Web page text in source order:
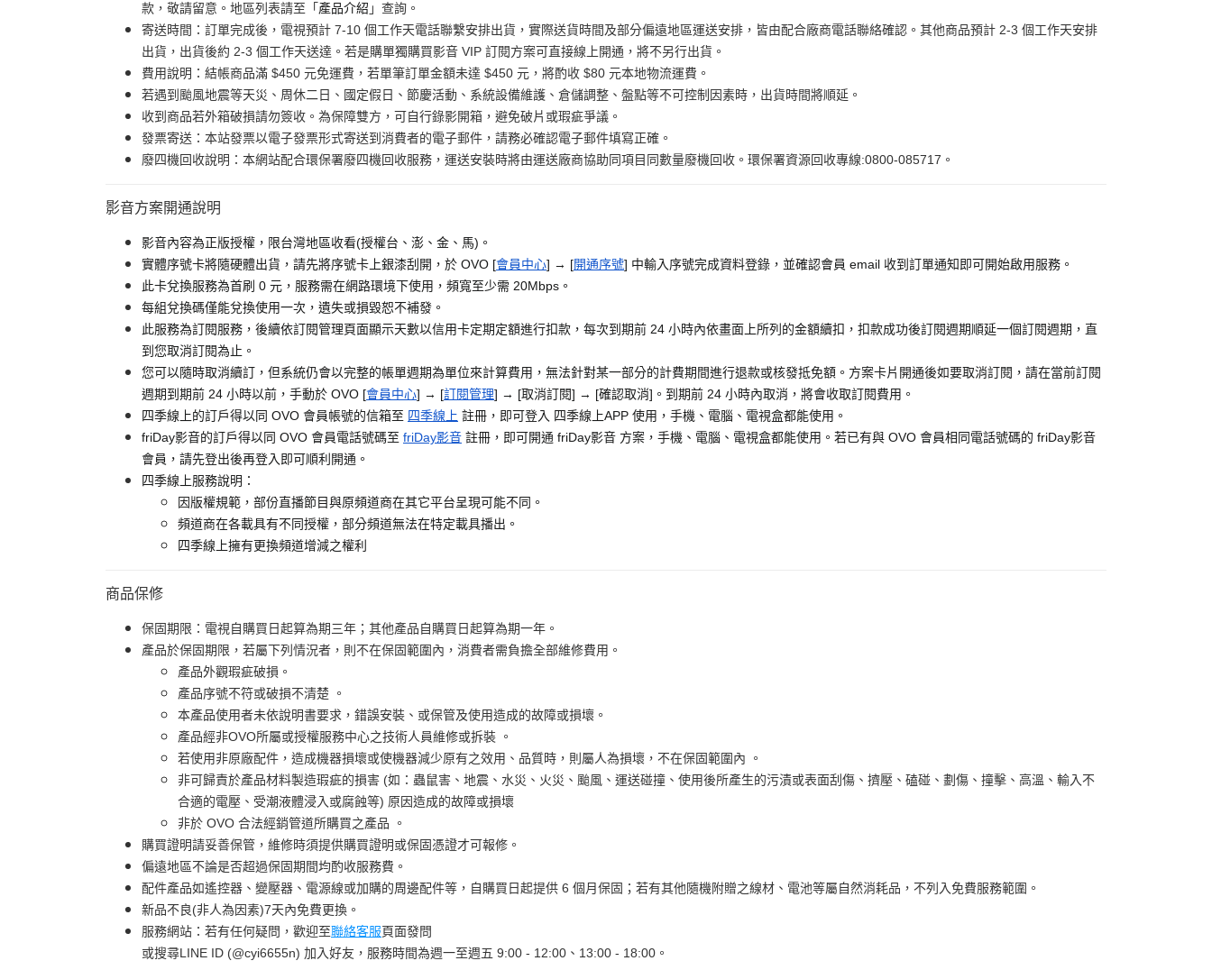
款，敬請留意。地區列表請至「 產品介紹 」查詢。
寄送時間：訂單完成後，電視預計 7-10 個工作天電話聯繫安排出貨，實際送貨時間及部分偏遠地區運送安排，皆由配合廠商電話聯絡確認。其他商品預計 2-3 個工作天安排
出貨，出貨後約 2-3 個工作天送達。若是購單獨購買影音 VIP 訂閱方案可直接線上開通，將不另行出貨。
費用說明：結帳商品滿 $450 元免運費，若單筆訂單金額未達 $450 元，將酌收 $80 元本地物流運費。
若遇到颱風地震等天災、周休二日、國定假日、節慶活動、系統設備維護、倉儲調整、盤點等不可控制因素時，出貨時間將順延。
收到商品若外箱破損請勿簽收。為保障雙方，可自行錄影開箱，避免破片或瑕疵爭議。
發票寄送：本站發票以電子發票形式寄送到消費者的電子郵件，請務必確認電子郵件填寫正確。
廢四機回收說明：本網站配合環保署廢四機回收服務，運送安裝時將由運送廠商協助同項目同數量廢機回收。環保署資源回收專線:0800-085717。
影音方案開通說明
影音內容為正版授權，限台灣地區收看(授權台、澎、金、馬)。
實體序號卡將隨硬體出貨，請先將序號卡上銀漆刮開，於 OVO [會員中心] → [開通序號] 中輸入序號完成資料登錄，並確認會員 email 收到訂單通知即可開始啟用服務。
此卡兌換服務為首刷 0 元，服務需在網路環境下使用，頻寬至少需 20Mbps。
每組兌換碼僅能兌換使用一次，遺失或損毀恕不補發。
此服務為訂閱服務，後續依訂閱管理頁面顯示天數以信用卡定期定額進行扣款，每次到期前 24 小時內依畫面上所列的金額續扣，扣款成功後訂閱週期順延一個訂閱週期，直
到您取消訂閱為止。
您可以隨時取消續訂，但系統仍會以完整的帳單週期為單位來計算費用，無法針對某一部分的計費期間進行退款或核發抵免額。方案卡片開通後如要取消訂閱，請在當前訂閱
週期到期前 24 小時以前，手動於 OVO [會員中心] → [訂閱管理] → [取消訂閱] → [確認取消]。到期前 24 小時內取消，將會收取訂閱費用。
四季線上的訂戶得以同 OVO 會員帳號的信箱至 四季線上 註冊，即可登入 四季線上APP 使用，手機、電腦、電視盒都能使用。
friDay影音的訂戶得以同 OVO 會員電話號碼至 friDay影音 註冊，即可開通 friDay影音 方案，手機、電腦、電視盒都能使用。若已有與 OVO 會員相同電話號碼的 friDay影音
會員，請先登出後再登入即可順利開通。
四季線上服務說明：
因版權規範，部份直播節目與原頻道商在其它平台呈現可能不同。
頻道商在各載具有不同授權，部分頻道無法在特定載具播出。
四季線上擁有更換頻道增減之權利
商品保修
保固期限：電視自購買日起算為期三年；其他產品自購買日起算為期一年。
產品於保固期限，若屬下列情況者，則不在保固範圍內，消費者需負擔全部維修費用。
產品外觀瑕疵破損。
產品序號不符或破損不清楚 。
本產品使用者未依說明書要求，錯誤安裝、或保管及使用造成的故障或損壞。
產品經非OVO所屬或授權服務中心之技術人員維修或拆裝 。
若使用非原廠配件，造成機器損壞或使機器減少原有之效用、品質時，則屬人為損壞，不在保固範圍內 。
非可歸責於產品材料製造瑕疵的損害 (如：蟲鼠害、地震、水災、火災、颱風、運送碰撞、使用後所產生的污漬或表面刮傷、擠壓、磕碰、劃傷、撞擊、高溫、輸入不
合適的電壓、受潮液體浸入或腐蝕等) 原因造成的故障或損壞
非於 OVO 合法經銷管道所購買之產品 。
購買證明請妥善保管，維修時須提供購買證明或保固憑證才可報修。
偏遠地區不論是否超過保固期間均酌收服務費。
配件產品如遙控器、變壓器、電源線或加購的周邊配件等，自購買日起提供 6 個月保固；若有其他隨機附贈之線材、電池等屬自然消耗品，不列入免費服務範圍。
新品不良(非人為因素)7天內免費更換。
服務網站：若有任何疑問，歡迎至聯絡客服頁面發問
或搜尋LINE ID (@cyi6655n) 加入好友，服務時間為週一至週五 9:00 - 12:00、13:00 - 18:00。